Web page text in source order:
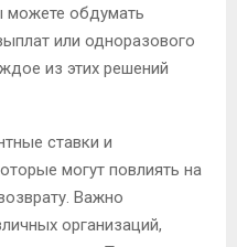
можете обдумать
или одноразового
из этих решений
ставки и
могут повлиять на
Важно
организаций,